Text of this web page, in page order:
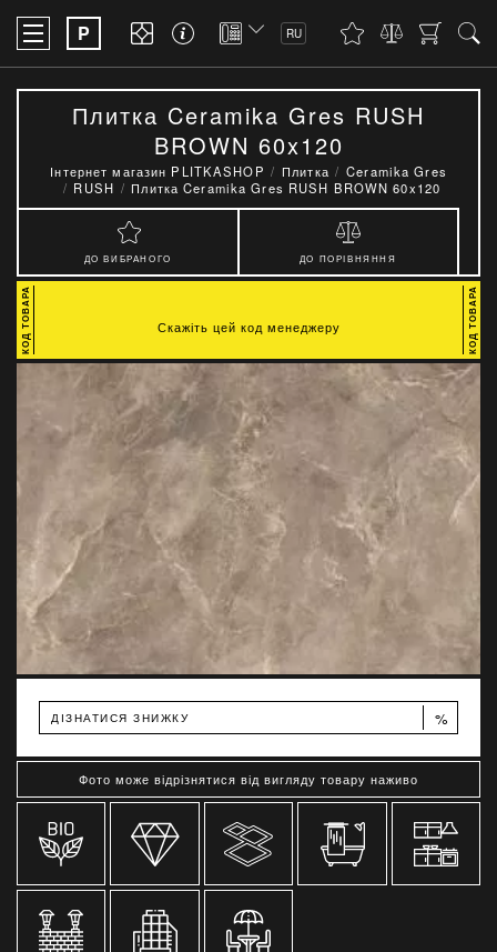
P RU
Плитка Ceramika Gres RUSH
BROWN 60x120
Інтернет магазин PLITKASHOP Плитка
Ceramika Gres
RUSH
Плитка Ceramika Gres RUSH BROWN 60x120
ДО ВИБРАНОГО ДО ПОРІВНЯННЯ
ДІЗНАТИСЯ ЗНИЖКУ %
Фото може відрізнятися від вигляду товару наживо
Скажіть цей код менеджеру